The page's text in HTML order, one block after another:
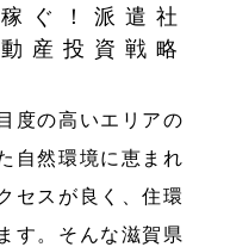
ぐ！派遣社
産投資戦略
度の高いエリアの
自然環境に恵まれ
セスが良く、住環
す。そんな滋賀県